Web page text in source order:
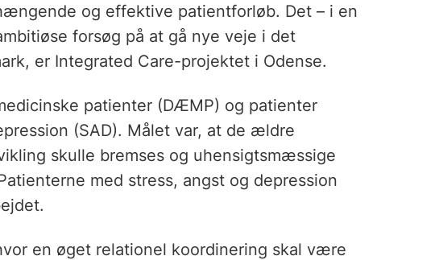
og effektive patientforløb. Det – i en
forsøg på at gå nye veje i det
er Integrated Care-projektet i Odense.
patienter (DÆMP) og patienter
(SAD). Målet var, at de ældre
skulle bremses og uhensigtsmæssige
med stress, angst og depression
en øget relationel koordinering skal være